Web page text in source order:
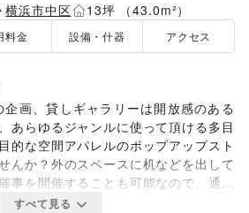
横浜市中区 13坪 （43.0m²）
料金 設備・什器 アクセス
画、貸しギャラリーは開放感のある
あらゆるジャンルに使って頂ける多目
的な空間アパレルのポップアップスト
んか？外のスペースに机などを出して
事を開催することも可能なので、通行
ベントを開催することもできます。
すべて見る